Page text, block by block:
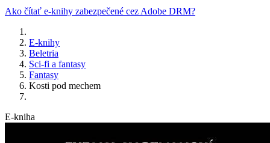
Ako čítať e-knihy zabezpečené cez Adobe DRM?
E-knihy
Beletria
Sci-fi a fantasy
Fantasy
Kosti pod mechem
E-kniha